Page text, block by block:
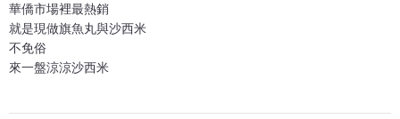
華僑市場裡最熱銷
就是現做旗魚丸與沙西米
不免俗
來一盤涼涼沙西米